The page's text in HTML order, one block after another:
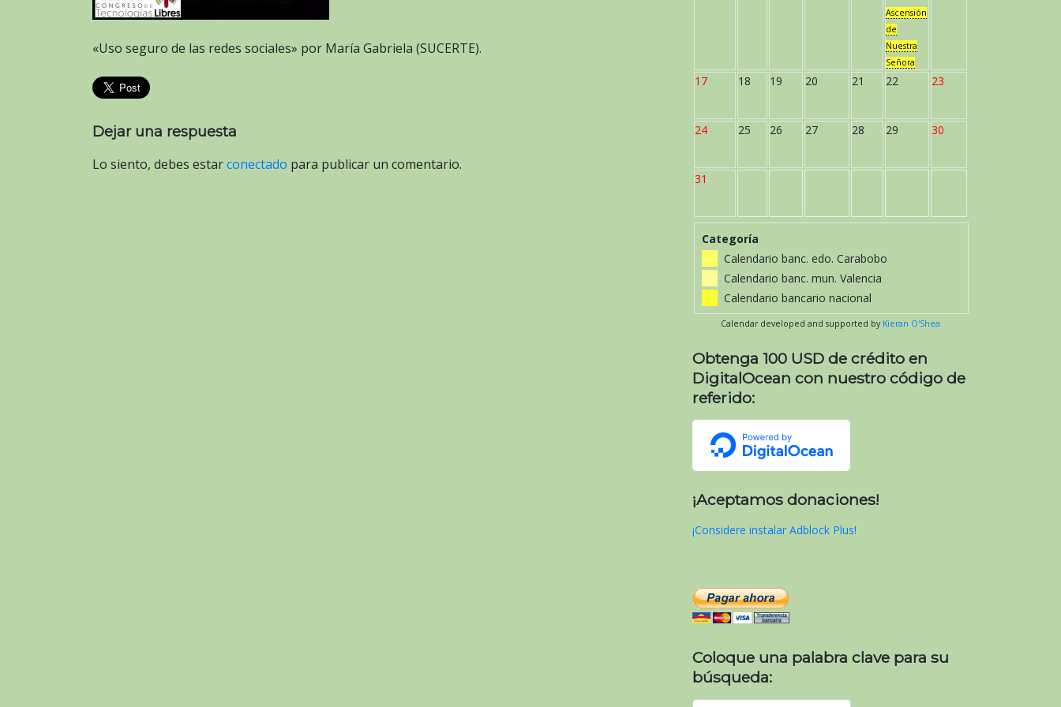
«Uso seguro de las redes sociales» por María Gabriela (SUCERTE).
Dejar una respuesta
Lo siento, debes estarconectado para publicar un comentario.
Ascensión
de
Nuestra
Señora
17 18 19 20 21 22 23
24 25 26 27 28 29 30
31
Categoría
Calendario banc. edo. Carabobo
Calendario banc. mun. Valencia
Calendario bancario nacional
Calendar developed and supported by Kieran O'Shea
Obtenga 100 USD de crédito en
DigitalOcean con nuestro código de
referido:
¡Aceptamos donaciones!
¡Considere instalar Adblock Plus!
Coloque una palabra clave para su
búsqueda: